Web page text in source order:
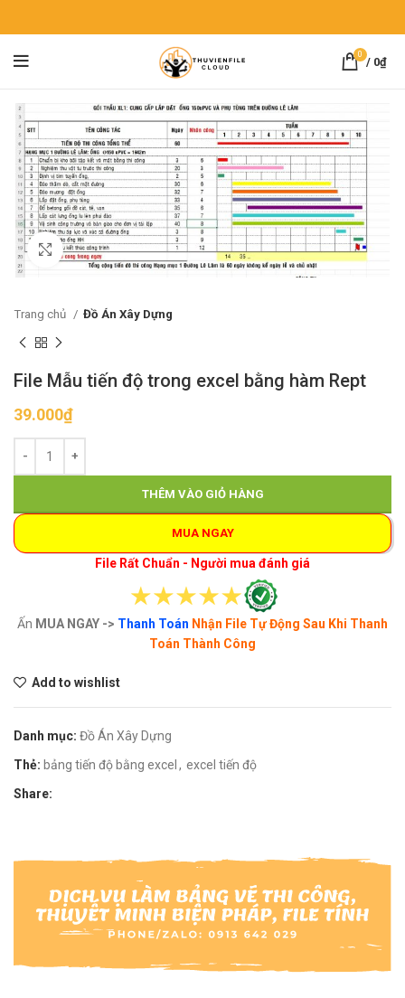
0
/ 0₫
Click to enlarge
Trang chủ Đồ Án Xây Dựng
File Mẫu tiến độ trong excel bằng hàm Rept
39.000₫
THÊM VÀO GIỎ HÀNG
MUA NGAY
File Rất Chuẩn - Người mua đánh giá
Ấn MUA NGAY -> Thanh Toán Nhận File Tự Động Sau Khi Thanh
Toán Thành Công
Add to wishlist
Danh mục: Đồ Án Xây Dựng
Thẻ: bảng tiến độ bằng excel , excel tiến độ
Share: